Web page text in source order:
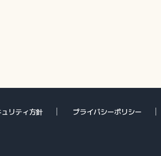
リティ方針 プライバシーポリシー